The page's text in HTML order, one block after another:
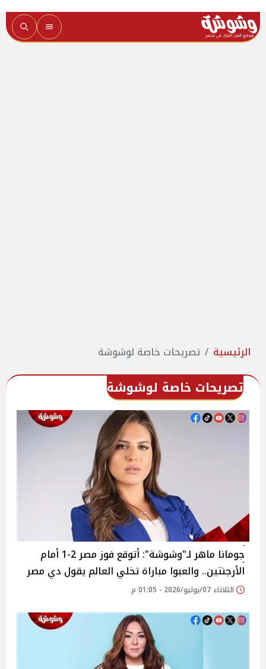
الرئيسية تصريحات خاصة لوشوشة
تصريحات خاصة لوشوشة
جومانا ماهر لـ"وشوشة": أتوقع فوز مصر 2-1 أمام
الأرجنتين.. والعبوا مباراة تخلي العالم يقول دي مصر
الثلاثاء 07/يوليو/2026 - 01:05 م